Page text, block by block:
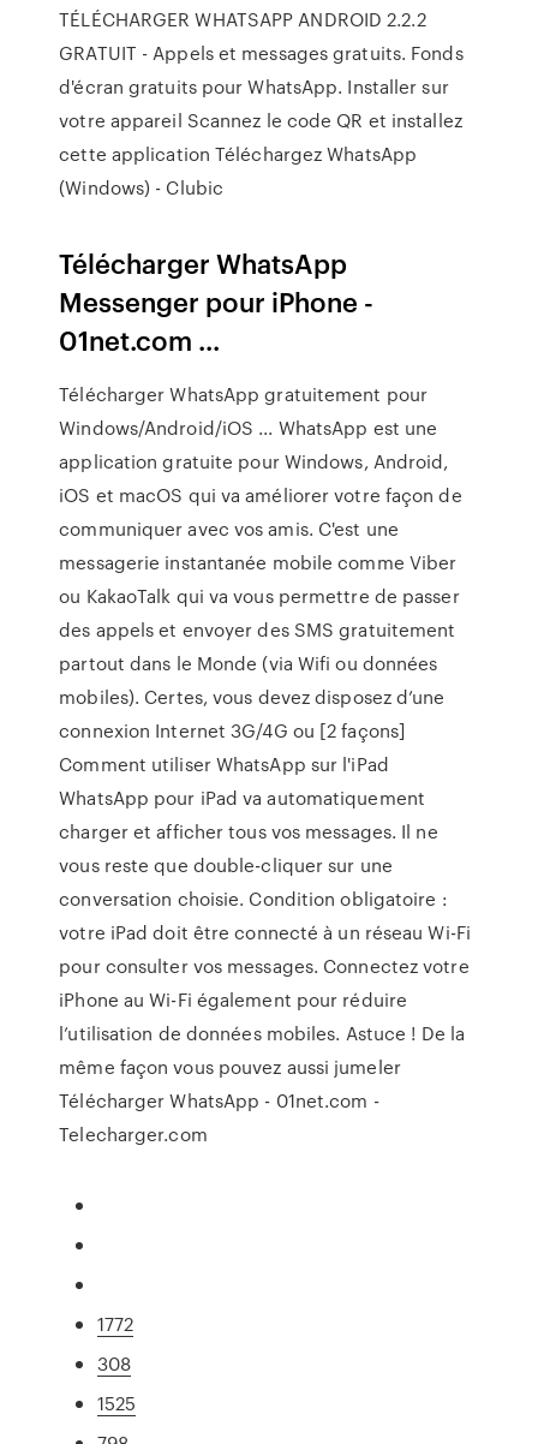
TÉLÉCHARGER WHATSAPP ANDROID 2.2.2
GRATUIT - Appels et messages gratuits. Fonds
d'écran gratuits pour WhatsApp. Installer sur
votre appareil Scannez le code QR et installez
cette application Téléchargez WhatsApp
(Windows) - Clubic
Télécharger WhatsApp
Messenger pour iPhone -
01net.com ...
Télécharger WhatsApp gratuitement pour
Windows/Android/iOS ... WhatsApp est une
application gratuite pour Windows, Android,
iOS et macOS qui va améliorer votre façon de
communiquer avec vos amis. C'est une
messagerie instantanée mobile comme Viber
ou KakaoTalk qui va vous permettre de passer
des appels et envoyer des SMS gratuitement
partout dans le Monde (via Wifi ou données
mobiles). Certes, vous devez disposez d’une
connexion Internet 3G/4G ou [2 façons]
Comment utiliser WhatsApp sur l'iPad
WhatsApp pour iPad va automatiquement
charger et afficher tous vos messages. Il ne
vous reste que double-cliquer sur une
conversation choisie. Condition obligatoire :
votre iPad doit être connecté à un réseau Wi-Fi
pour consulter vos messages. Connectez votre
iPhone au Wi-Fi également pour réduire
l’utilisation de données mobiles. Astuce ! De la
même façon vous pouvez aussi jumeler
Télécharger WhatsApp - 01net.com -
Telecharger.com
1772
308
1525